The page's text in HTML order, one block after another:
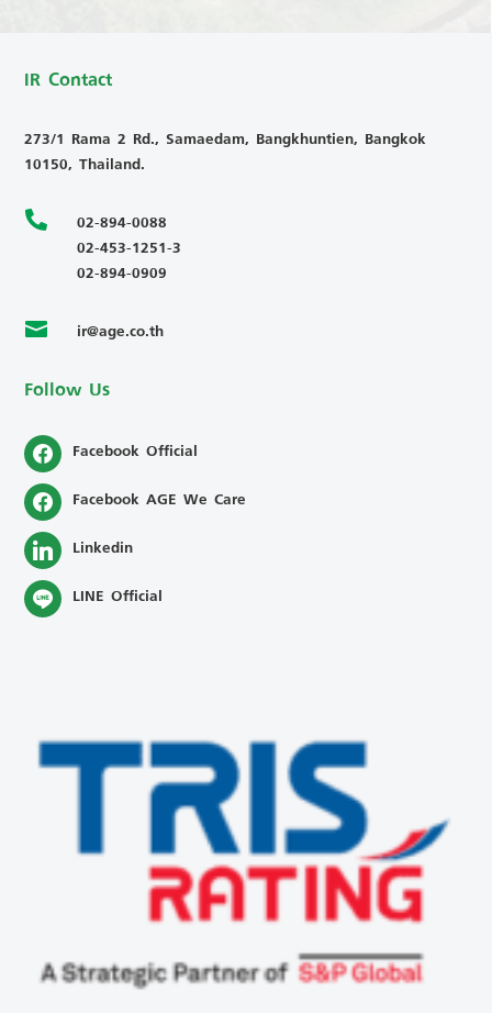
IR Contact
273/1 Rama 2 Rd., Samaedam, Bangkhuntien, Bangkok
10150, Thailand.

02-894-0088
02-453-1251-3
02-894-0909
 ir@age.co.th
Follow Us
Facebook Official
Facebook AGE We Care
Linkedin
LINE Official